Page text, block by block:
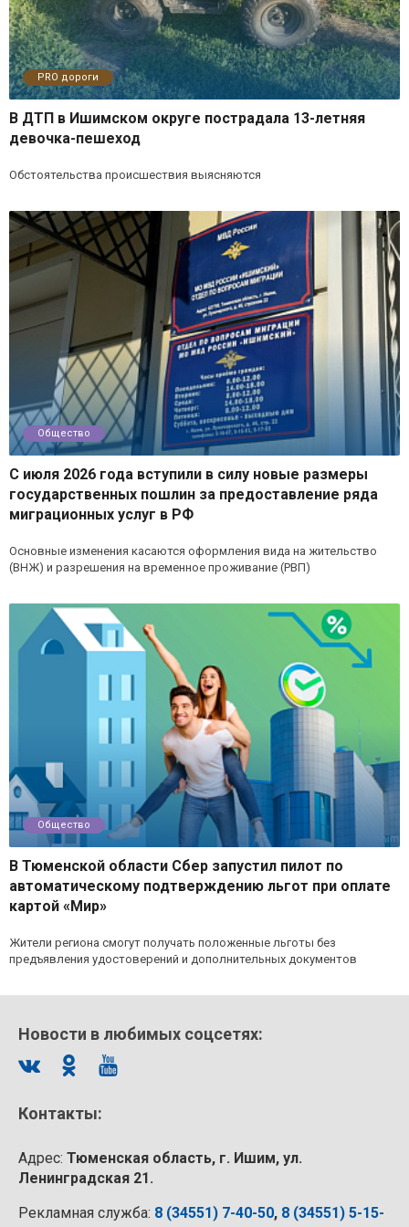
PRO дороги
В ДТП в Ишимском округе пострадала 13-летняя
девочка-пешеход
Обстоятельства происшествия выясняются
Общество
С июля 2026 года вступили в силу новые размеры
государственных пошлин за предоставление ряда
миграционных услуг в РФ
Основные изменения касаются оформления вида на жительство
(ВНЖ) и разрешения на временное проживание (РВП)
Общество
В Тюменской области Сбер запустил пилот по
автоматическому подтверждению льгот при оплате
картой «Мир»
Жители региона смогут получать положенные льготы без
предъявления удостоверений и дополнительных документов
Новости в любимых соцсетях:
Контакты:
Адрес: Тюменская область, г. Ишим, ул.
Ленинградская 21.
Рекламная служба: 8 (34551) 7-40-50, 8 (34551) 5-15-